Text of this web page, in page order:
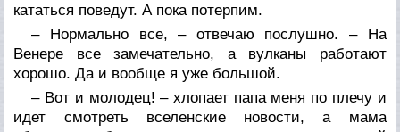
кататься поведут. А пока потерпим.
– Нормально все, – отвечаю послушно. – На
Венере все замечательно, а вулканы работают
хорошо. Да и вообще я уже большой.
– Вот и молодец! – хлопает папа меня по плечу и
идет смотреть вселенские новости, а мама